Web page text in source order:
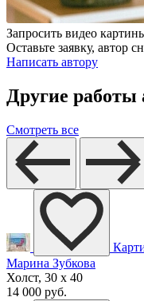
Запросить видео
Оставьте заявку, автор
Написать автору
Другие работы
Смотреть все
Марина Зубкова
Холст, 30 x 40
14 000 руб.